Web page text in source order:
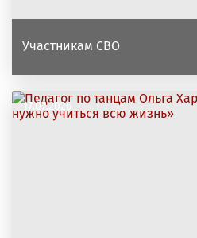
Участникам СВО
17.07.2026